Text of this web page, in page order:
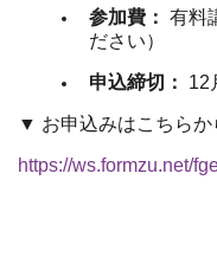
参加費： 有料
ださい）
申込締切： 12
▼ お申込みはこちらか
https://ws.formzu.net/